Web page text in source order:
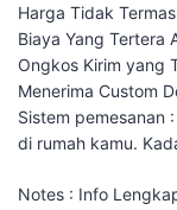
Harga Tidak
Biaya Yang Tertera
Ongkos Kirim yang
Menerima Custom
Sistem pemesanan
di rumah kamu.
Notes : Info